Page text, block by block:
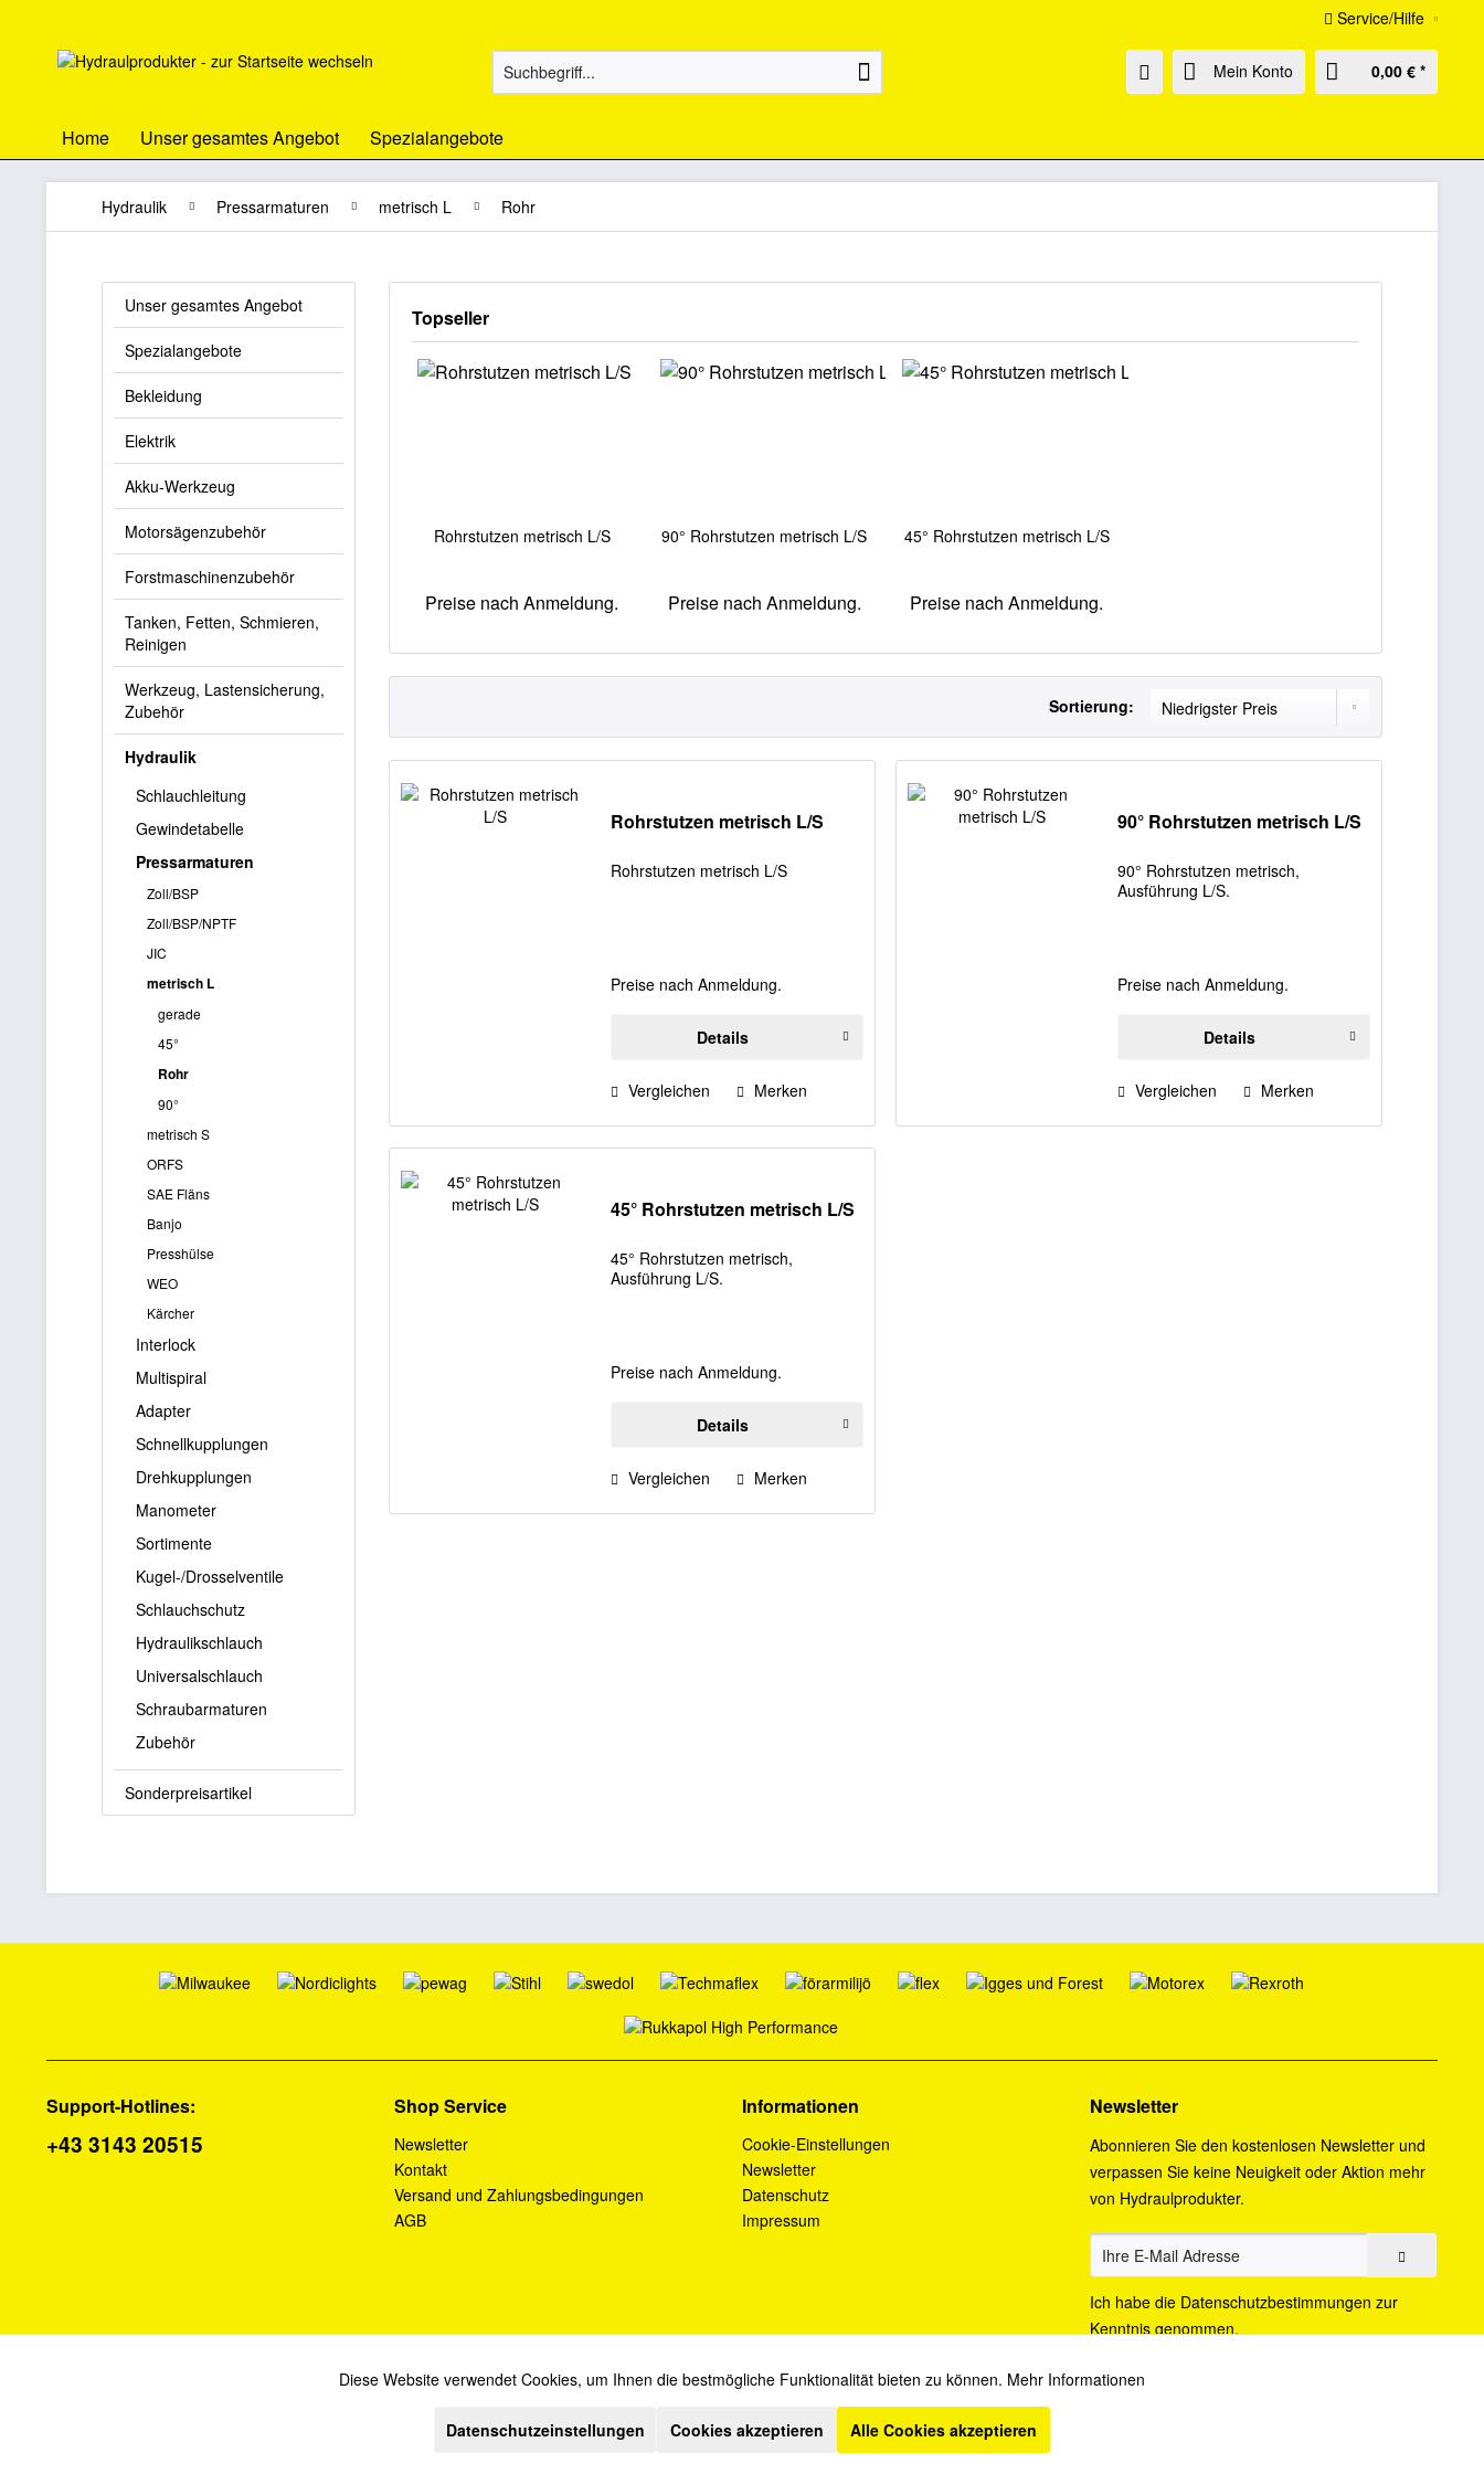
Service/Hilfe
Mein Konto 0,00 € *
Home Unser gesamtes Angebot Spezialangebote
Hydraulik Pressarmaturen metrisch L Rohr
Unser gesamtes Angebot
Spezialangebote
Bekleidung
Elektrik
Akku-Werkzeug
Motorsägenzubehör
Forstmaschinenzubehör
Tanken, Fetten, Schmieren,
Reinigen
Werkzeug, Lastensicherung,
Zubehör
Hydraulik
Schlauchleitung
Gewindetabelle
Pressarmaturen
Zoll/BSP
Zoll/BSP/NPTF
JIC
metrisch L
gerade
45°
Rohr
90°
metrisch S
ORFS
SAE Fläns
Banjo
Presshülse
WEO
Kärcher
Interlock
Multispiral
Adapter
Schnellkupplungen
Drehkupplungen
Manometer
Sortimente
Kugel-/Drosselventile
Schlauchschutz
Hydraulikschlauch
Universalschlauch
Schraubarmaturen
Zubehör
Sonderpreisartikel
Topseller
Rohrstutzen metrisch L/S
Preise nach Anmeldung.
90° Rohrstutzen metrisch L/S
Preise nach Anmeldung.
45° Rohrstutzen metrisch L/S
Preise nach Anmeldung.
Sortierung:
Rohrstutzen metrisch L/S
Rohrstutzen metrisch L/S
Preise nach Anmeldung.
Details
Vergleichen Merken
90° Rohrstutzen metrisch L/S
90° Rohrstutzen metrisch,
Ausführung L/S.
Preise nach Anmeldung.
Details
Vergleichen Merken
45° Rohrstutzen metrisch L/S
45° Rohrstutzen metrisch,
Ausführung L/S.
Preise nach Anmeldung.
Details
Vergleichen Merken
Support-Hotlines:
+43 3143 20515
Shop Service
Newsletter
Kontakt
Versand und Zahlungsbedingungen
AGB
Informationen
Cookie-Einstellungen
Newsletter
Datenschutz
Impressum
Newsletter
Abonnieren Sie den kostenlosen Newsletter und
verpassen Sie keine Neuigkeit oder Aktion mehr
von Hydraulprodukter.
Ich habe die Datenschutzbestimmungen zur
Kenntnis genommen.
Alle Preise verstehen sich zzgl. Mehrwertsteuer und
und ggf. Nachnahmegebühren, wenn nicht anders beschrieben.
Diese Website verwendet Cookies, um Ihnen die bestmögliche Funktionalität bieten zu können. Mehr Informationen
Datenschutzeinstellungen Cookies akzeptieren Alle Cookies akzeptieren